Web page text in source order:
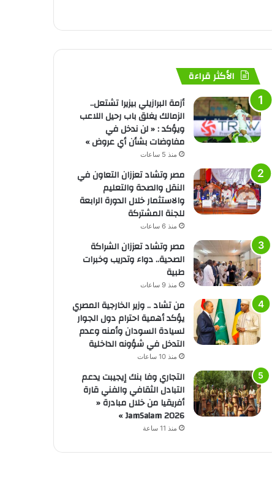
الأكثر قراءة
أزمة البرازيلي بيزيرا تشتعل..
الزمالك يغلق باب رحيل اللاعب
ويؤكد : « لن ندخل في
مفاوضات بشأن أي عروض »
منذ 5 ساعات
مصر وتشاد تعززان التعاون في
النقل والصحة والتعليم
والاستثمار خلال الدورة الرابعة
للجنة المشتركة
منذ 6 ساعات
مصر وتشاد تعززان الشراكة
الصحية.. دواء وتدريب وخبرات
طبية
منذ 9 ساعات
من تشاد .. وزير الخارجية المصري
يؤكد أهمية احترام دول الجوار
لسيادة السودان وأمنه وعدم
التدخل في شؤونه الداخلية
منذ 10 ساعات
التجاري وفا بنك إيجيبت يدعم
التبادل الثقافي والفني قارة
أفريقيا من خلال مبادرة «
JamSalam 2026 »
منذ 11 ساعة